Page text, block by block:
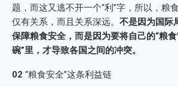
题，而这又逃不开一个“利”字，所以，粮
仅有关系，而且关系深远。 不是因为国际
保障粮食安全，而是因为要将自己的“粮
碗”里，才导致各国之间的冲突。
02 “粮食安全”这条利益链